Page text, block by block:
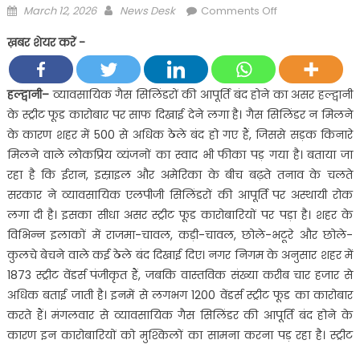
Posted
March 12, 2026 Author
News Desk Comments Offon
सिलिंडर
बंद
होने
से
हल्द्वानी
में
स्ट्रीट
फूड
कारोबार
प्रभावित,
500
से
ठेले
बंद…….
ख़बर शेयर करें -
हल्द्वानी–व्यावसायिक गैस सिलिंडरों की आपूर्ति बंद होने का असर हल्द्वानी
के स्ट्रीट फूड कारोबार पर साफ दिखाई देने लगा है। गैस सिलिंडर न मिलने
के कारण शहर में 500 से अधिक ठेले बंद हो गए हैं, जिससे सड़क किनारे
मिलने वाले लोकप्रिय व्यंजनों का स्वाद भी फीका पड़ गया है। बताया जा
रहा है कि ईरान, इस्राइल और अमेरिका के बीच बढ़ते तनाव के चलते
सरकार ने व्यावसायिक एलपीजी सिलिंडरों की आपूर्ति पर अस्थायी रोक
लगा दी है। इसका सीधा असर स्ट्रीट फूड कारोबारियों पर पड़ा है। शहर के
विभिन्न इलाकों में राजमा-चावल, कड़ी-चावल, छोले-भटूरे और छोले-
कुलचे बेचने वाले कई ठेले बंद दिखाई दिए। नगर निगम के अनुसार शहर में
1873 स्ट्रीट वेंडर्स पंजीकृत हैं, जबकि वास्तविक संख्या करीब चार हजार से
अधिक बताई जाती है। इनमें से लगभग 1200 वेंडर्स स्ट्रीट फूड का कारोबार
करते हैं। मंगलवार से व्यावसायिक गैस सिलिंडर की आपूर्ति बंद होने के
कारण इन कारोबारियों को मुश्किलों का सामना करना पड़ रहा है। स्ट्रीट